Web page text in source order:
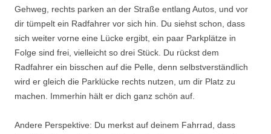
Gehweg, rechts parken an der Straße entlang Autos, und vor
dir tümpelt ein Radfahrer vor sich hin. Du siehst schon, dass
sich weiter vorne eine Lücke ergibt, ein paar Parkplätze in
Folge sind frei, vielleicht so drei Stück. Du rückst dem
Radfahrer ein bisschen auf die Pelle, denn selbstverständlich
wird er gleich die Parklücke rechts nutzen, um dir Platz zu
machen. Immerhin hält er dich ganz schön auf.
Andere Perspektive: Du merkst auf deinem Fahrrad, dass